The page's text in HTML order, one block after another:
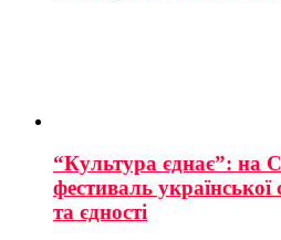
“Культура єднає”: на
фестиваль
та єдності